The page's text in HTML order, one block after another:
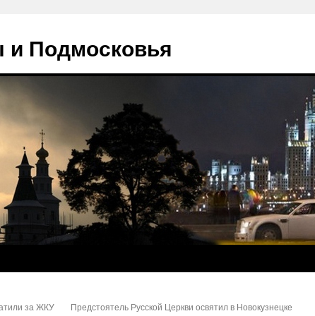
Подмосковья
за ЖКУ
Предстоятель Русской Церкви освятил в Новокузнецке